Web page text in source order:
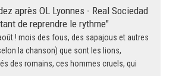
après OL Lyonnes - Real Sociedad
de reprendre le rythme"
! mois des fous, des sapajous et autres
la chanson) que sont les lions,
des romains, ces hommes cruels, qui